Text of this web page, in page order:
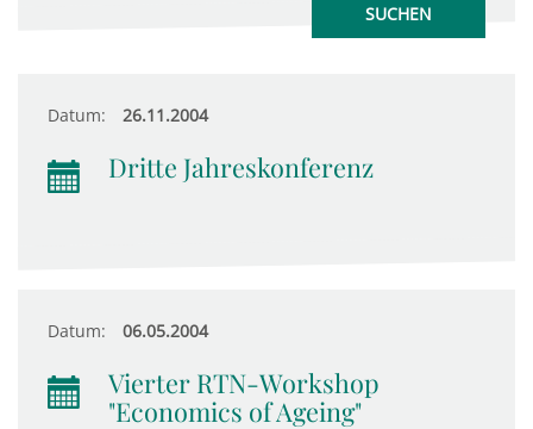
Datum: 26.11.2004
Dritte Jahreskonferenz
Datum: 06.05.2004
Vierter RTN-Workshop
"Economics of Ageing"